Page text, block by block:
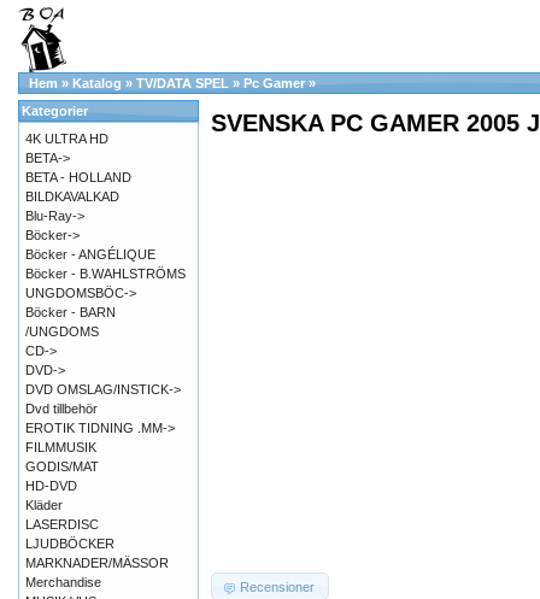
Hem » Katalog » TV/DATA SPEL » Pc Gamer»
SVENSKA PC GAMER 2005
Recensioner
Kategorier
4K ULTRA HD
BETA->
BETA - HOLLAND
BILDKAVALKAD
Blu-Ray->
Böcker->
Böcker - ANGÉLIQUE
Böcker - B.WAHLSTRÖMS
UNGDOMSBÖC->
Böcker - BARN
/UNGDOMS
CD->
DVD->
DVD OMSLAG/INSTICK->
Dvd tillbehör
EROTIK TIDNING .MM->
FILMMUSIK
GODIS/MAT
HD-DVD
Kläder
LASERDISC
LJUDBÖCKER
MARKNADER/MÄSSOR
Merchandise